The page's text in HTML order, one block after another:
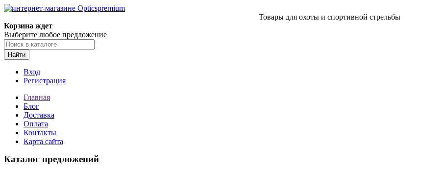
Товары для охоты и спортивной стрельбы
Корзина ждет
Выберите любое предложение
Найти
Вход
Регистрация
Главная
Блог
Доставка
Оплата
Контакты
Карта сайта
Каталог предложений